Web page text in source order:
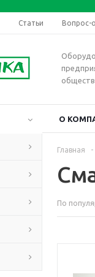
Статьи Вопрос-
О
Главная -
По